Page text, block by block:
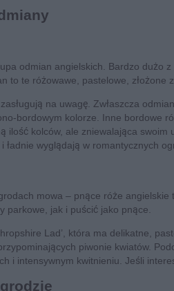
odmian angielskich. Bardzo dużo
to te różowawe, pastelowe, złożone
na uwagę. Zwłaszcza
bordowym kolorze. Inne bordowe
kolców, ale zniewalająca swoim
ładnie wyglądają w romantycznych
mowa – pnące róże
parkowe, jak i puścić jako pnące.
Lad’, która ma delikatne,
piwonie kwiatów.
i intensywnym kwitnieniu. Jeśli